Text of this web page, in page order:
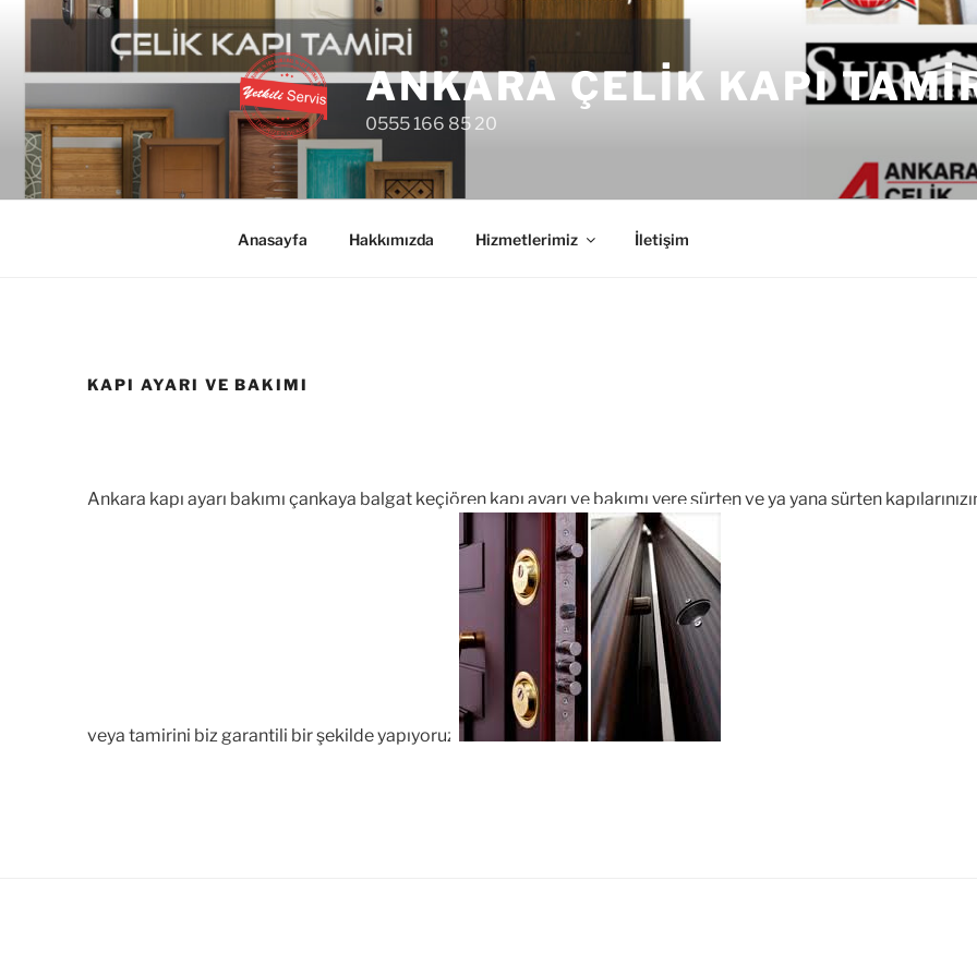
ANKARA ÇELIK KAPI
0555 166 85 20
Anasayfa Hakkımızda Hizmetlerimiz İletişim
KAPI AYARI VE BAKIMI
Ankara kapı ayarı bakımı çankaya balgat keçiören kapı ayarı ve bakımı yere sürten ve ya yana sürten
veya tamirini biz garantili bir şekilde yapıyoruz